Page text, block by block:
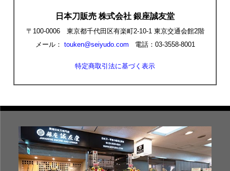
日本刀販売 株式会社 銀座誠友堂
〒100-0006 東京都千代田区有楽町2-10-1 東京交通会館2階
メール： touken@seiyudo.com 電話：03-3558-8001
特定商取引法に基づく表示